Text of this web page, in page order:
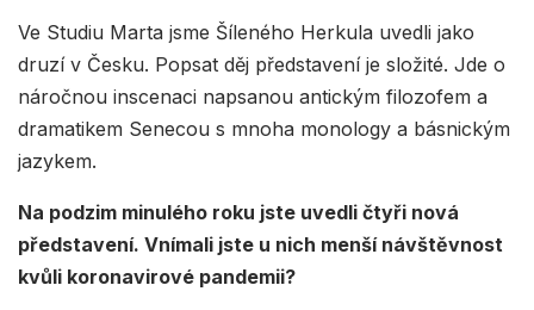
Ve Studiu Marta jsme Šíleného Herkula uvedli jako
druzí v Česku. Popsat děj představení je složité. Jde o
náročnou inscenaci napsanou antickým filozofem a
dramatikem Senecou s mnoha monology a básnickým
jazykem.
Na podzim minulého roku jste uvedli čtyři nová
představení. Vnímali jste u nich menší návštěvnost
kvůli koronavirové pandemii?